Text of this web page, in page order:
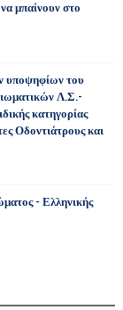
μπαίνουν στο
υποψηφίων του
Λ.Σ.-
κατηγορίας
Οδοντιάτρους και
- Ελληνικής